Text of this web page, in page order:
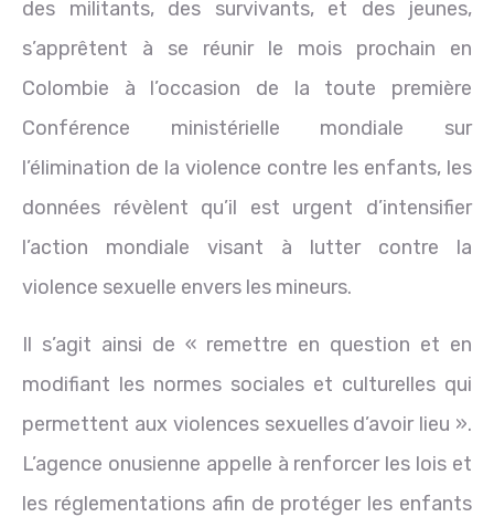
des militants, des survivants, et des jeunes,
s’apprêtent à se réunir le mois prochain en
Colombie à l’occasion de la toute première
Conférence ministérielle mondiale sur
l’élimination de la violence contre les enfants, les
données révèlent qu’il est urgent d’intensifier
l’action mondiale visant à lutter contre la
violence sexuelle envers les mineurs.
Il s’agit ainsi de « remettre en question et en
modifiant les normes sociales et culturelles qui
permettent aux violences sexuelles d’avoir lieu ».
L’agence onusienne appelle à renforcer les lois et
les réglementations afin de protéger les enfants